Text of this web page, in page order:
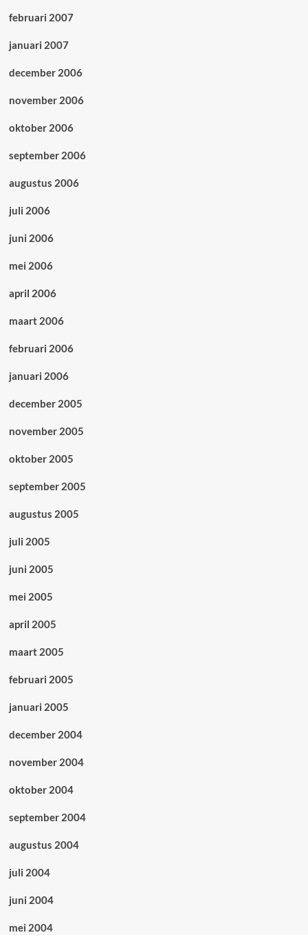
februari 2007
januari 2007
december 2006
november 2006
oktober 2006
september 2006
augustus 2006
juli 2006
juni 2006
mei 2006
april 2006
maart 2006
februari 2006
januari 2006
december 2005
november 2005
oktober 2005
september 2005
augustus 2005
juli 2005
juni 2005
mei 2005
april 2005
maart 2005
februari 2005
januari 2005
december 2004
november 2004
oktober 2004
september 2004
augustus 2004
juli 2004
juni 2004
mei 2004